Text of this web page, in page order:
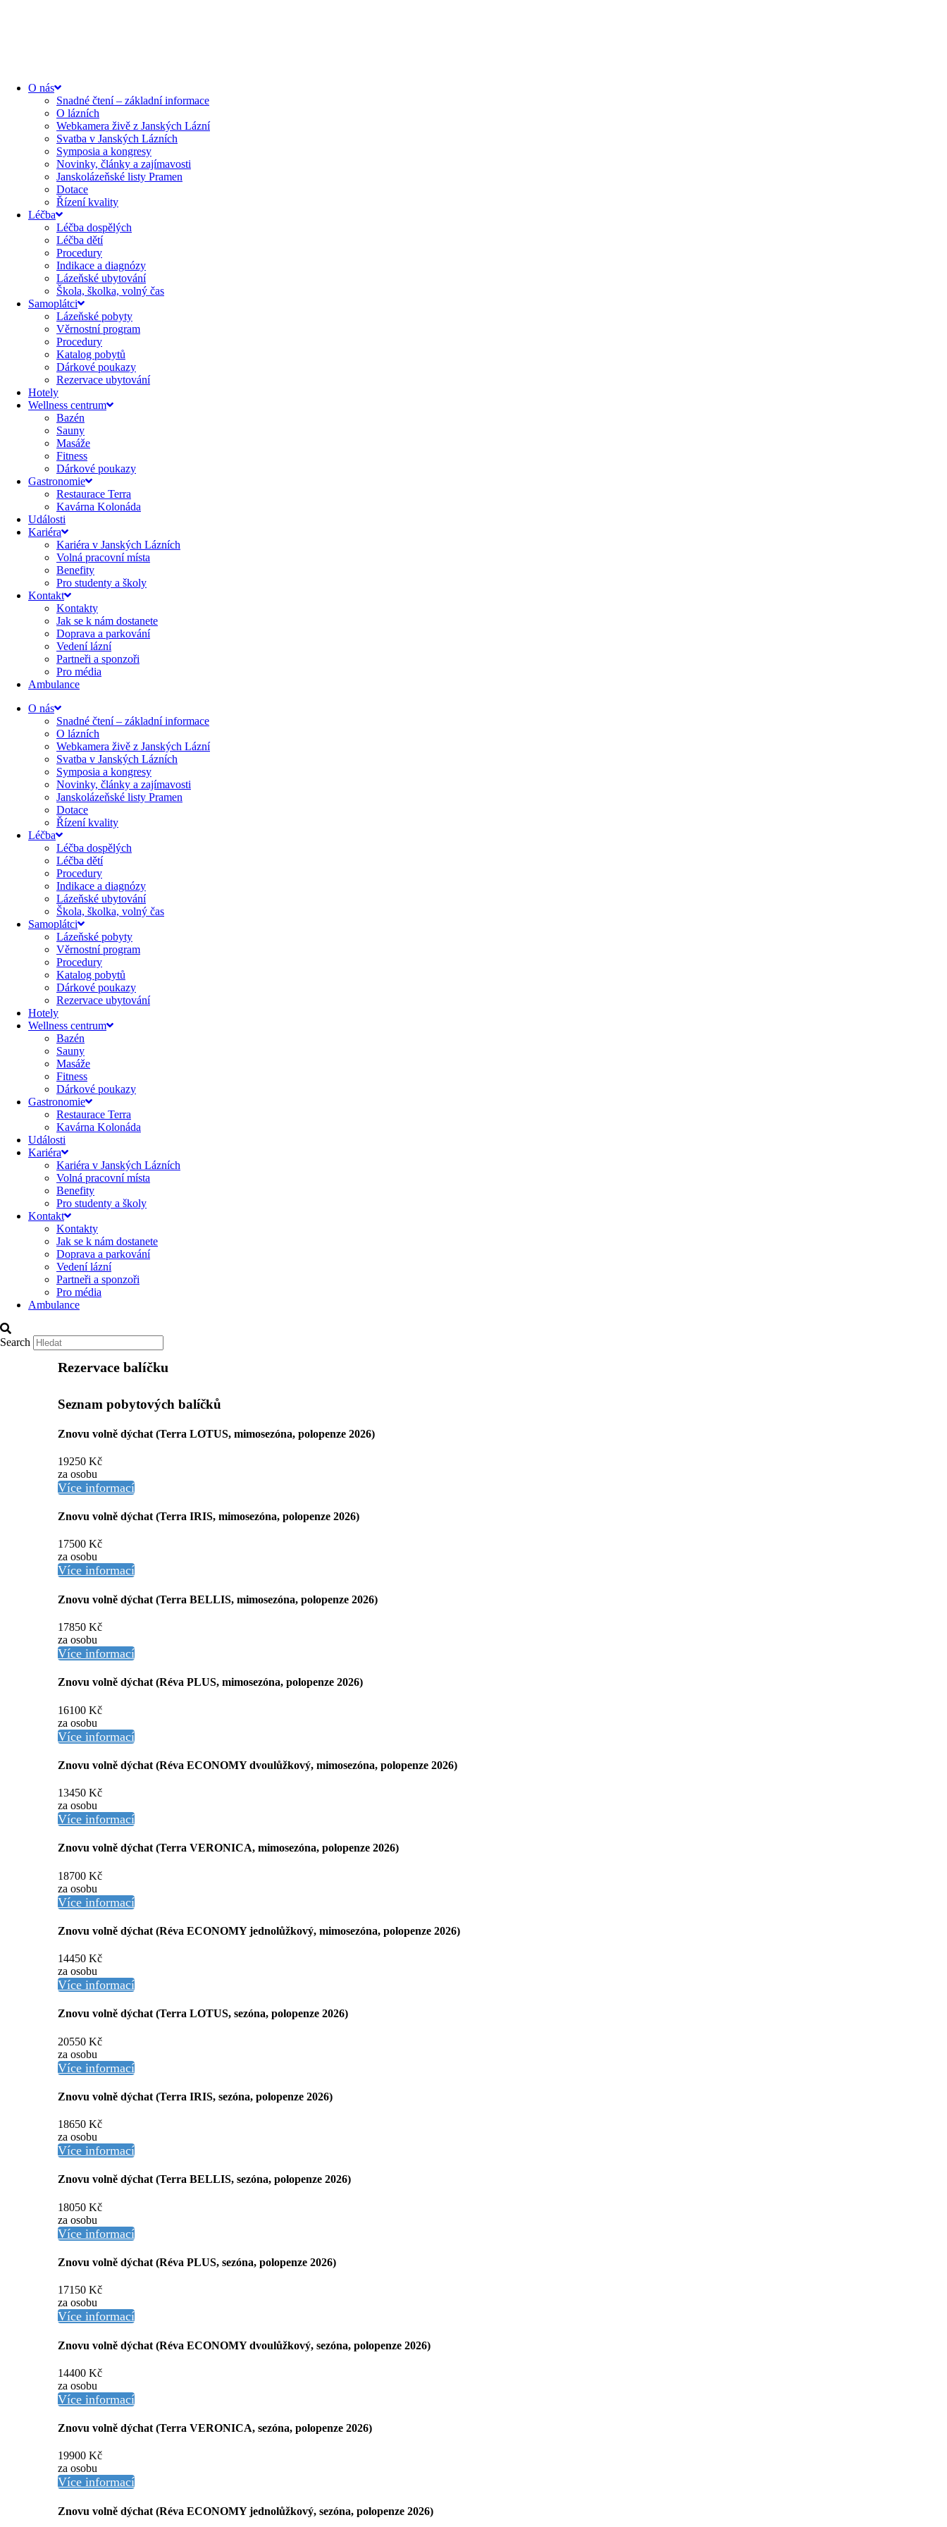
O nás
Snadné čtení – základní informace
O lázních
Webkamera živě z Janských Lázní
Svatba v Janských Lázních
Symposia a kongresy
Novinky, články a zajímavosti
Janskolázeňské listy Pramen
Dotace
Řízení kvality
Léčba
Léčba dospělých
Léčba dětí
Procedury
Indikace a diagnózy
Lázeňské ubytování
Škola, školka, volný čas
Samoplátci
Lázeňské pobyty
Věrnostní program
Procedury
Katalog pobytů
Dárkové poukazy​
Rezervace ubytování
Hotely
Wellness centrum
Bazén
Sauny
Masáže
Fitness
Dárkové poukazy​
Gastronomie
Restaurace Terra
Kavárna Kolonáda
Události
Kariéra
Kariéra v Janských Lázních
Volná pracovní místa
Benefity
Pro studenty a školy
Kontakt
Kontakty
Jak se k nám dostanete
Doprava a parkování
Vedení lázní
Partneři a sponzoři
Pro média
Ambulance
O nás
Snadné čtení – základní informace
O lázních
Webkamera živě z Janských Lázní
Svatba v Janských Lázních
Symposia a kongresy
Novinky, články a zajímavosti
Janskolázeňské listy Pramen
Dotace
Řízení kvality
Léčba
Léčba dospělých
Léčba dětí
Procedury
Indikace a diagnózy
Lázeňské ubytování
Škola, školka, volný čas
Samoplátci
Lázeňské pobyty
Věrnostní program
Procedury
Katalog pobytů
Dárkové poukazy​
Rezervace ubytování
Hotely
Wellness centrum
Bazén
Sauny
Masáže
Fitness
Dárkové poukazy​
Gastronomie
Restaurace Terra
Kavárna Kolonáda
Události
Kariéra
Kariéra v Janských Lázních
Volná pracovní místa
Benefity
Pro studenty a školy
Kontakt
Kontakty
Jak se k nám dostanete
Doprava a parkování
Vedení lázní
Partneři a sponzoři
Pro média
Ambulance
Search
Rezervace balíčku
Seznam pobytových balíčků
Znovu volně dýchat (Terra LOTUS, mimosezóna, polopenze 2026)
19250 Kč
za osobu
Více informací
Znovu volně dýchat (Terra IRIS, mimosezóna, polopenze 2026)
17500 Kč
za osobu
Více informací
Znovu volně dýchat (Terra BELLIS, mimosezóna, polopenze 2026)
17850 Kč
za osobu
Více informací
Znovu volně dýchat (Réva PLUS, mimosezóna, polopenze 2026)
16100 Kč
za osobu
Více informací
Znovu volně dýchat (Réva ECONOMY dvoulůžkový, mimosezóna, polopenze 2026)
13450 Kč
za osobu
Více informací
Znovu volně dýchat (Terra VERONICA, mimosezóna, polopenze 2026)
18700 Kč
za osobu
Více informací
Znovu volně dýchat (Réva ECONOMY jednolůžkový, mimosezóna, polopenze 2026)
14450 Kč
za osobu
Více informací
Znovu volně dýchat (Terra LOTUS, sezóna, polopenze 2026)
20550 Kč
za osobu
Více informací
Znovu volně dýchat (Terra IRIS, sezóna, polopenze 2026)
18650 Kč
za osobu
Více informací
Znovu volně dýchat (Terra BELLIS, sezóna, polopenze 2026)
18050 Kč
za osobu
Více informací
Znovu volně dýchat (Réva PLUS, sezóna, polopenze 2026)
17150 Kč
za osobu
Více informací
Znovu volně dýchat (Réva ECONOMY dvoulůžkový, sezóna, polopenze 2026)
14400 Kč
za osobu
Více informací
Znovu volně dýchat (Terra VERONICA, sezóna, polopenze 2026)
19900 Kč
za osobu
Více informací
Znovu volně dýchat (Réva ECONOMY jednolůžkový, sezóna, polopenze 2026)